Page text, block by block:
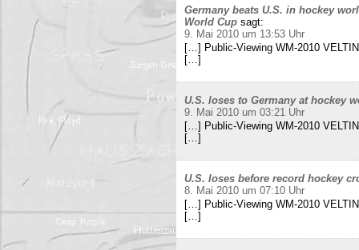
Germany beats U.S. in hockey
World Cup sagt:
9. Mai 2010 um 13:53 Uhr
[…] Public-Viewing WM-2010
[…]
U.S. loses to Germany at hockey
9. Mai 2010 um 03:21 Uhr
[…] Public-Viewing WM-2010
[…]
U.S. loses before record hockey
8. Mai 2010 um 07:10 Uhr
[…] Public-Viewing WM-2010
[…]